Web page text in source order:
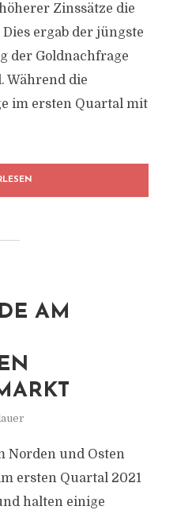
Zinssätze die
ergab der jüngste
der Goldnachfrage
Während die
im ersten Quartal mit
AM
Norden und Osten
ersten Quartal 2021
halten einige